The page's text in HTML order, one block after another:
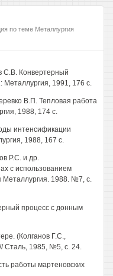
по теме Металлургия
С.В. Конвертерный
1991, 176 с.
В.П. Тепловая работа
1988, 174 с.
интенсификации
1988, 167 с.
Р.С. и др.
с использованием
Металлургия. 1988. №7, с.
процесс с донным
(Колганов Г.С.,
Сталь, 1985, №5, с. 24.
работы мартеновских